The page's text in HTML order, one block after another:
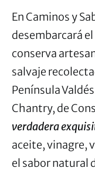
En Caminos y
desembarcará
conserva
salvaje
Península
Chantry, de
verdadera
aceite, vinagre,
el sabor natural